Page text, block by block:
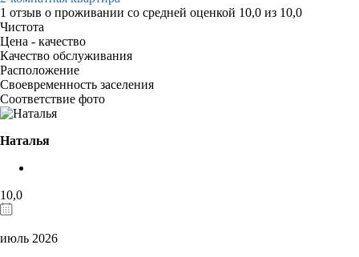
1 отзыв о проживании со средней оценкой 10,0 из 10,0
Чистота
Цена - качество
Качество обслуживания
Расположение
Своевременность заселения
Соответствие фото
Наталья
10,0
июль 2026